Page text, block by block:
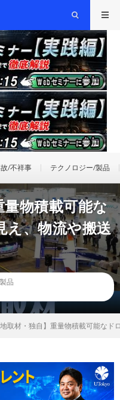
/不祥事 テクノロジー/製品
物積載可能な
え、物流や搬送
品
地取材・独自】重量物積載可能な